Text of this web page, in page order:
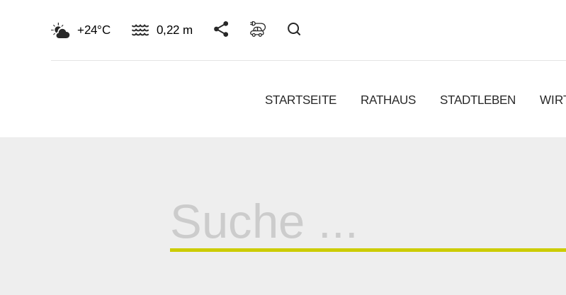
+24°C 0,22 m
STARTSEITE RATHAUS STADTLEBEN
für: